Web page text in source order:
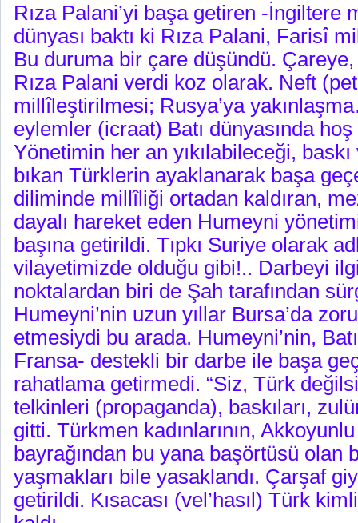
Rıza Palani’yi başa getiren -İngiltere
dünyası baktı ki Rıza Palani, Farisî
Bu duruma bir çare düşündü.
Rıza Palani verdi koz olarak. Neft
millîleştirilmesi; Rusya’ya
eylemler (icraat) Batı dünyasında hoş
Yönetimin her an yıkılabileceği,
bıkan Türklerin ayaklanarak başa
diliminde millîliği ortadan kaldıran,
dayalı hareket eden Humeyni
başına getirildi. Tıpkı Suriye olarak
vilayetimizde olduğu gibi!.. Darbeyi
noktalardan biri de Şah tarafından
Humeyni’nin uzun yıllar Bursa’da
etmesiydi bu arada. Humeyni’nin,
Fransa- destekli bir darbe ile başa
rahatlama getirmedi. “Siz, Türk
telkinleri (propaganda), baskıları,
gitti. Türkmen kadınlarının,
bayrağından bu yana başörtüsü olan
yaşmakları bile yasaklandı. Çarşaf
getirildi. Kısacası (vel’hasıl) Türk